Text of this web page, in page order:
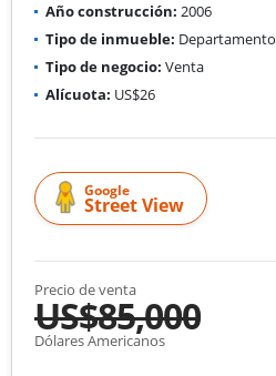
Año construcción: 2006
Tipo de inmueble: Departamento
Tipo de negocio: Venta
Alícuota: US$26
Google
Street View
Precio de venta
US$85,000
Dólares Americanos